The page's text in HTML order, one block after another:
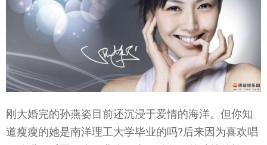
刚大婚完的孙燕姿目前还沉浸于爱情的海洋。但你知
道瘦瘦的她是南洋理工大学毕业的吗?后来因为喜欢唱